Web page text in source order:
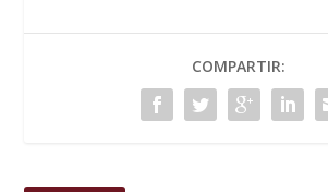
COMPARTIR: